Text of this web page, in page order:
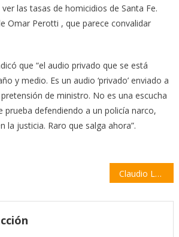
las tasas de homicidios de Santa Fe.
Omar Perotti , que parece convalidar
que “el audio privado que se está
y medio. Es un audio ‘privado’ enviado a
de ministro. No es una escucha
prueba defendiendo a un policía narco,
la justicia. Raro que salga ahora”.
Claudio Lozano: «El FMI es corresponsable directo de la crisis argentina»